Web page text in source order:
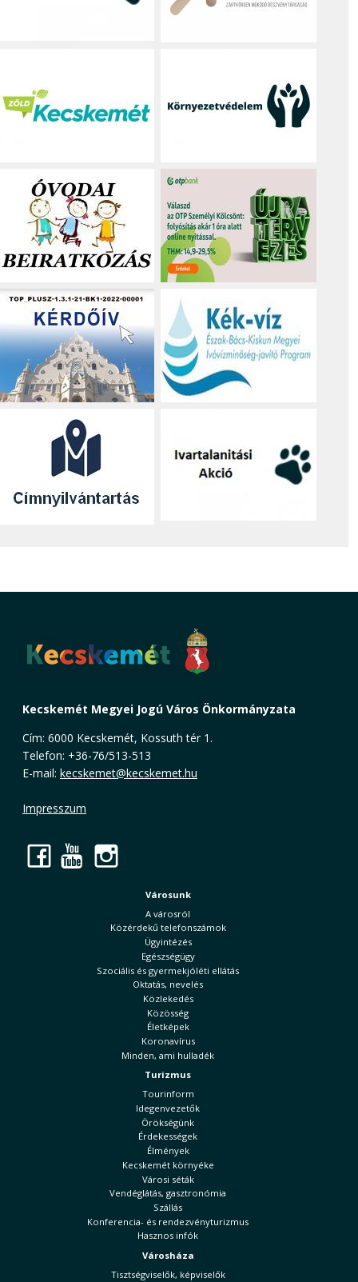
Kecskemét Megyei Jogú Város Önkormányzata
Cím: 6000 Kecskemét, Kossuth tér 1.
Telefon: +36-76/513-513
E-mail: kecskemet@kecskemet.hu
Impresszum
Facebook
YouTube
Városunk
A városról
Közérdekű telefonszámok
Ügyintézés
Egészségügy
Szociális és gyermekjóléti ellátás
Oktatás, nevelés
Közlekedés
Közösség
Életképek
Koronavírus
Minden, ami hulladék
Turizmus
Tourinform
Idegenvezetők
Örökségünk
Érdekességek
Élmények
Kecskemét környéke
Városi séták
Vendéglátás, gasztronómia
Szállás
Konferencia- és rendezvényturizmus
Hasznos infók
Városháza
Tisztségviselők, képviselők